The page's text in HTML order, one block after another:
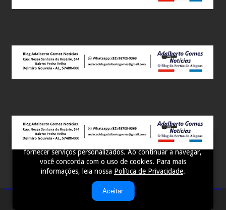
Este site utiliza cookies para melhorar sua experiência e
fornecer serviços personalizados. Ao continuar a navegar,
você concorda com o uso de cookies. Para mais
informações, leia nossa Política de Privacidade.
Aceitar